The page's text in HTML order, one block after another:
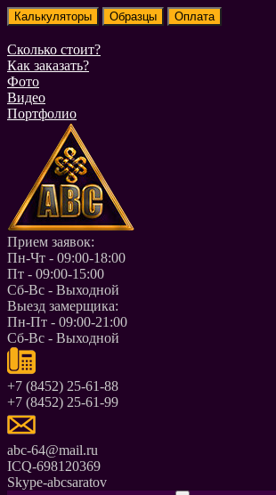
Сколько стоит?
Как заказать?
Фото
Видео
Портфолио
Прием заявок:
Пн-Чт - 09:00-18:00
Пт - 09:00-15:00
Сб-Вс - Выходной
Выезд замерщика:
Пн-Пт - 09:00-21:00
Сб-Вс - Выходной
+7 (8452) 25-61-88
+7 (8452) 25-61-99
abc-64@mail.ru
ICQ-698120369
Skype-abcsaratov